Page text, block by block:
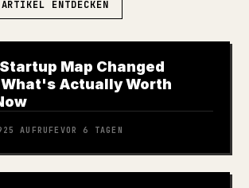
ENTDECKEN
Map Changed
Actually Worth
AUFRUFE VOR 6 TAGEN